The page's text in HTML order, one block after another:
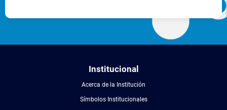
Institucional
Acerca de la Institución
Símbolos Institucionales